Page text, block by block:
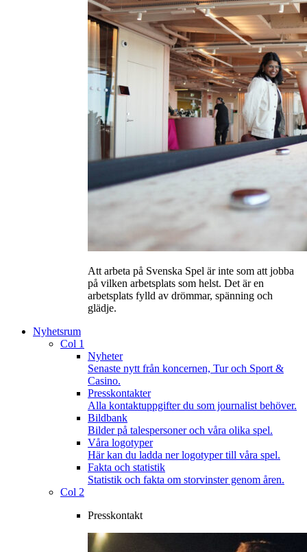
Att arbeta på Svenska Spel är inte som att jobba
på vilken arbetsplats som helst. Det är en
arbetsplats fylld av drömmar, spänning och
glädje.
Nyhetsrum
Col 1
Nyheter
Senaste nytt från koncernen, Tur och Sport &
Casino.
Presskontakter
Alla kontaktuppgifter du som journalist behöver.
Bildbank
Bilder på talespersoner och våra olika spel.
Våra logotyper
Här kan du ladda ner logotyper till våra spel.
Fakta och statistik
Statistik och fakta om storvinster genom åren.
Col 2
Presskontakt